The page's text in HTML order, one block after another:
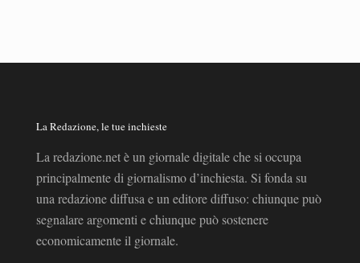
La Redazione, le tue inchieste
La redazione.net è un giornale digitale che si occupa
principalmente di giornalismo d’inchiesta. Si fonda su
una redazione diffusa e un editore diffuso: chiunque può
segnalare argomenti e chiunque può sostenere
economicamente il giornale.